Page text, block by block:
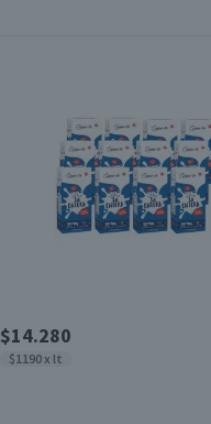
$14.280
$1190 x lt